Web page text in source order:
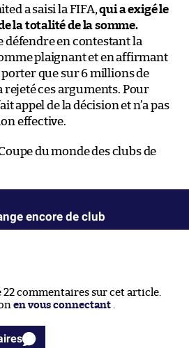
a saisi la FIFA,qui a exigé le
la totalité de la somme.
défendre en contestant la
plaignant et en affirmant
porter que sur 6 millions de
rejeté ces arguments. Pour
appel de la décision et n’a pas
effective.
du monde des clubs de
encore de club
22 commentaires sur cet article.
en vous connectant